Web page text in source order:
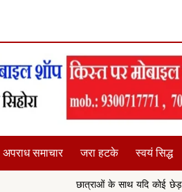
अपराध समाचार जरा हटके स्वयं सिद्ध
छात्राओं के साथ यदि कोई छेड़छाड़ करता है तो